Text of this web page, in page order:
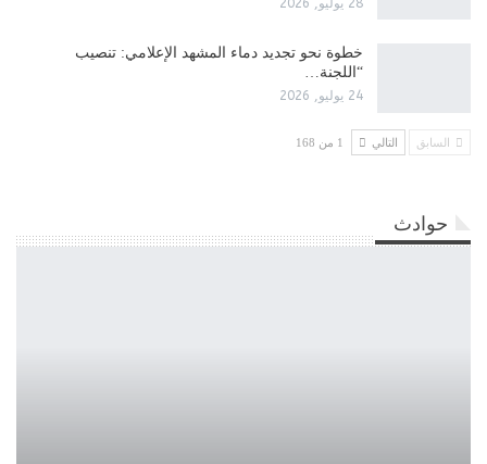
​خطوة نحو تجديد دماء المشهد الإعلامي: تنصيب
“اللجنة…
24 يوليو, 2026
السابق التالي 1 من 168
حوادث